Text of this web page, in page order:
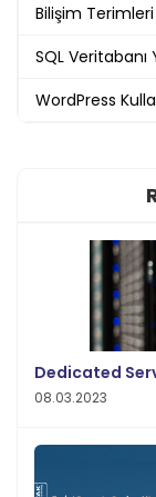
Bilişim Terimleri
SQL
WordPress
Dedicated
08.03.2023